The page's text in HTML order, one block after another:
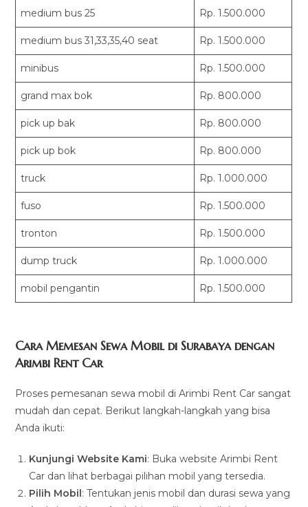
medium bus 25 Rp. 1.500.000
medium bus 31,33,35,40 seat Rp. 1.500.000
minibus Rp. 1.500.000
grand max bok Rp. 800.000
pick up bak Rp. 800.000
pick up bok Rp. 800.000
truck Rp. 1.000.000
fuso Rp. 1.500.000
tronton Rp. 1.500.000
dump truck Rp. 1.000.000
mobil pengantin Rp. 1.500.000
Cara Memesan Sewa Mobil di Surabaya dengan
Arimbi Rent Car
Proses pemesanan sewa mobil di Arimbi Rent Car sangat
mudah dan cepat. Berikut langkah-langkah yang bisa
Anda ikuti:
Kunjungi Website Kami: Buka website Arimbi Rent
Car dan lihat berbagai pilihan mobil yang tersedia.
Pilih Mobil : Tentukan jenis mobil dan durasi sewa yang